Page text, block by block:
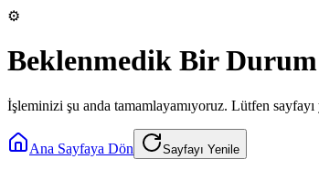
⚙️
Beklenmedik Bir
İşleminizi şu anda tamamlayamıyoruz. Lütfen
Ana Sayfaya Dön Sayfayı Yenile